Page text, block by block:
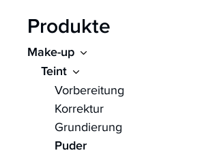
Lippen
Haare
alle Produkte
Produkte
Make-up
Teint
Vorbereitung
Korrektur
Grundierung
Puder